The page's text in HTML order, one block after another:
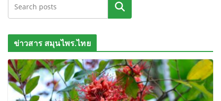
ค้นหา
ข่าวสาร สมุนไพร.ไทย